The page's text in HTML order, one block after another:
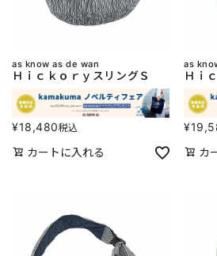
as know as de wan
ＨｉｃｋｏｒｙスリングＳ
¥18,480税込
カートに入れる
as
Ｈｉ
¥
カ